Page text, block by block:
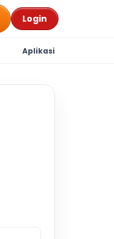
Login
Aplikasi